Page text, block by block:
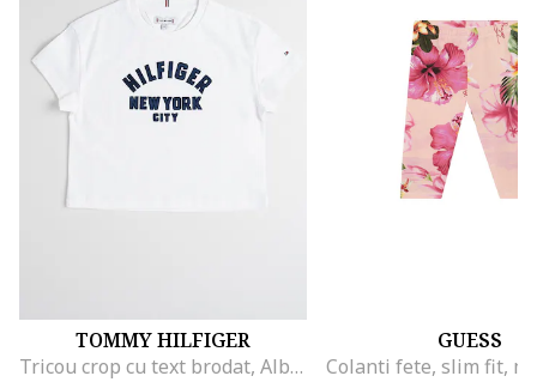
TOMMY HILFIGER
Tricou crop cu text brodat, Albastru ultramarin/Alb optic
GUESS